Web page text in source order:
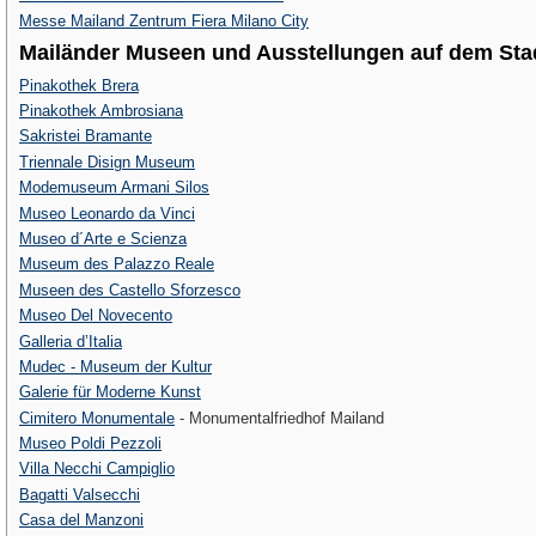
Messe Mailand Zentrum Fiera Milano City
Mailänder Museen und Ausstellungen auf dem
Pinakothek Brera
Pinakothek Ambrosiana
Sakristei Bramante
Triennale Disign Museum
Modemuseum Armani Silos
Museo Leonardo da Vinci
Museo d´Arte e Scienza
Museum des Palazzo Reale
Museen des Castello Sforzesco
Museo Del Novecento
Galleria d’Italia
Mudec - Museum der Kultur
Galerie für Moderne Kunst
Cimitero Monumentale - Monumentalfriedhof Mailand
Museo Poldi Pezzoli
Villa Necchi Campiglio
Bagatti Valsecchi
Casa del Manzoni